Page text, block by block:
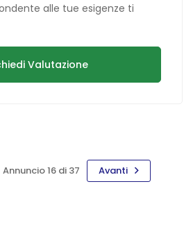
alle tue esigenze ti
Valutazione
Annuncio 16 di 37 Avanti